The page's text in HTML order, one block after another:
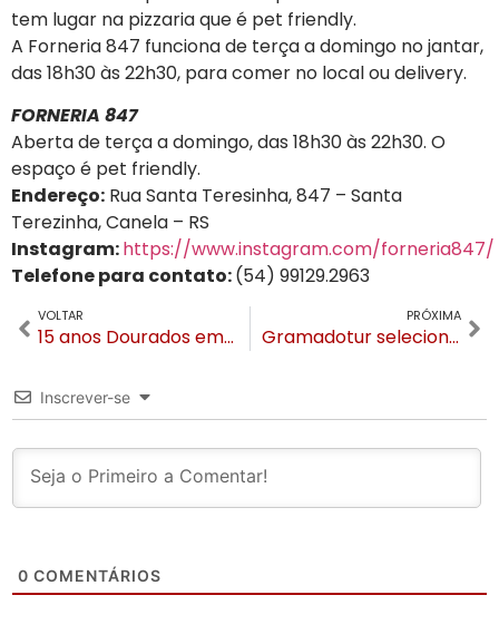
tem lugar na pizzaria que é pet friendly.
A Forneria 847 funciona de terça a domingo no jantar,
das 18h30 às 22h30, para comer no local ou delivery.
FORNERIA 847
Aberta de terça a domingo, das 18h30 às 22h30. O
espaço é pet friendly.
Endereço: Rua Santa Teresinha, 847 – Santa
Terezinha, Canela – RS
Instagram:https://www.instagram.com/forneria847/
Telefone para contato:(54) 99129.2963
VOLTAR
15 anos Dourados em favor do ICI mobilizou comunidade de Gramado na Casa Nuvole
PRÓXIMA
Gramadotur seleciona corais e bailarinas para o Natal Luz de Gramado
Inscrever-se
0 COMENTÁRIOS